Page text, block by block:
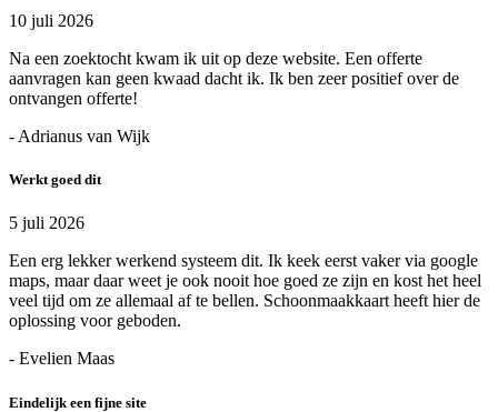
10 juli 2026
Na een zoektocht kwam ik uit op deze website. Een offerte
aanvragen kan geen kwaad dacht ik. Ik ben zeer positief over de
ontvangen offerte!
- Adrianus van Wijk
Werkt goed dit
5 juli 2026
Een erg lekker werkend systeem dit. Ik keek eerst vaker via google
maps, maar daar weet je ook nooit hoe goed ze zijn en kost het heel
veel tijd om ze allemaal af te bellen. Schoonmaakkaart heeft hier de
oplossing voor geboden.
- Evelien Maas
Eindelijk een fijne site